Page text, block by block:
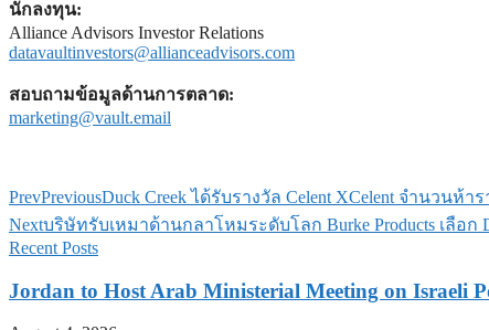
นักลงทุน:
Alliance Advisors Investor Relations
datavaultinvestors@allianceadvisors.com
สอบถามข้อมูลด้านการตลาด:
marketing@vault.email
PrevPreviousDuck Creek ได้รับรางวัล Celent XCelent จำนวน
Nextบริษัทรับเหมาด้านกลาโหมระดับโลก Burke Products เลื
Recent Posts
Jordan to Host Arab Ministerial Meeting on Israeli